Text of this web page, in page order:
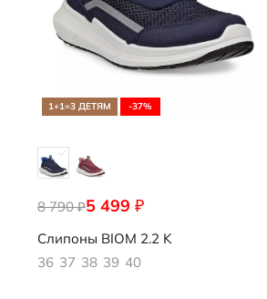
1+1=3 ДЕТЯМ -37%
5 499 ₽
8 790₽
710933/10303
Слипоны BIOM 2.2 K
36 37 38 39 40